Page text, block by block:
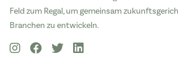
Feld zum Regal, um gemeinsam
Branchen zu entwickeln.